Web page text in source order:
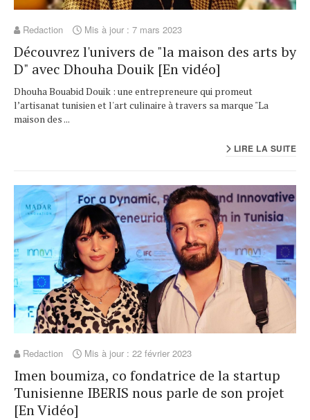
Redaction Mis à jour : 7 mars 2023
Découvrez l'univers de "la maison des arts by
D" avec Dhouha Douik [En vidéo]
Dhouha Bouabid Douik : une entrepreneure qui promeut
l’artisanat tunisien et l'art culinaire à travers sa marque "La
maison des ...
LIRE LA SUITE
Redaction Mis à jour : 22 février 2023
Imen boumiza, co fondatrice de la startup
Tunisienne IBERIS nous parle de son projet
[En Vidéo]